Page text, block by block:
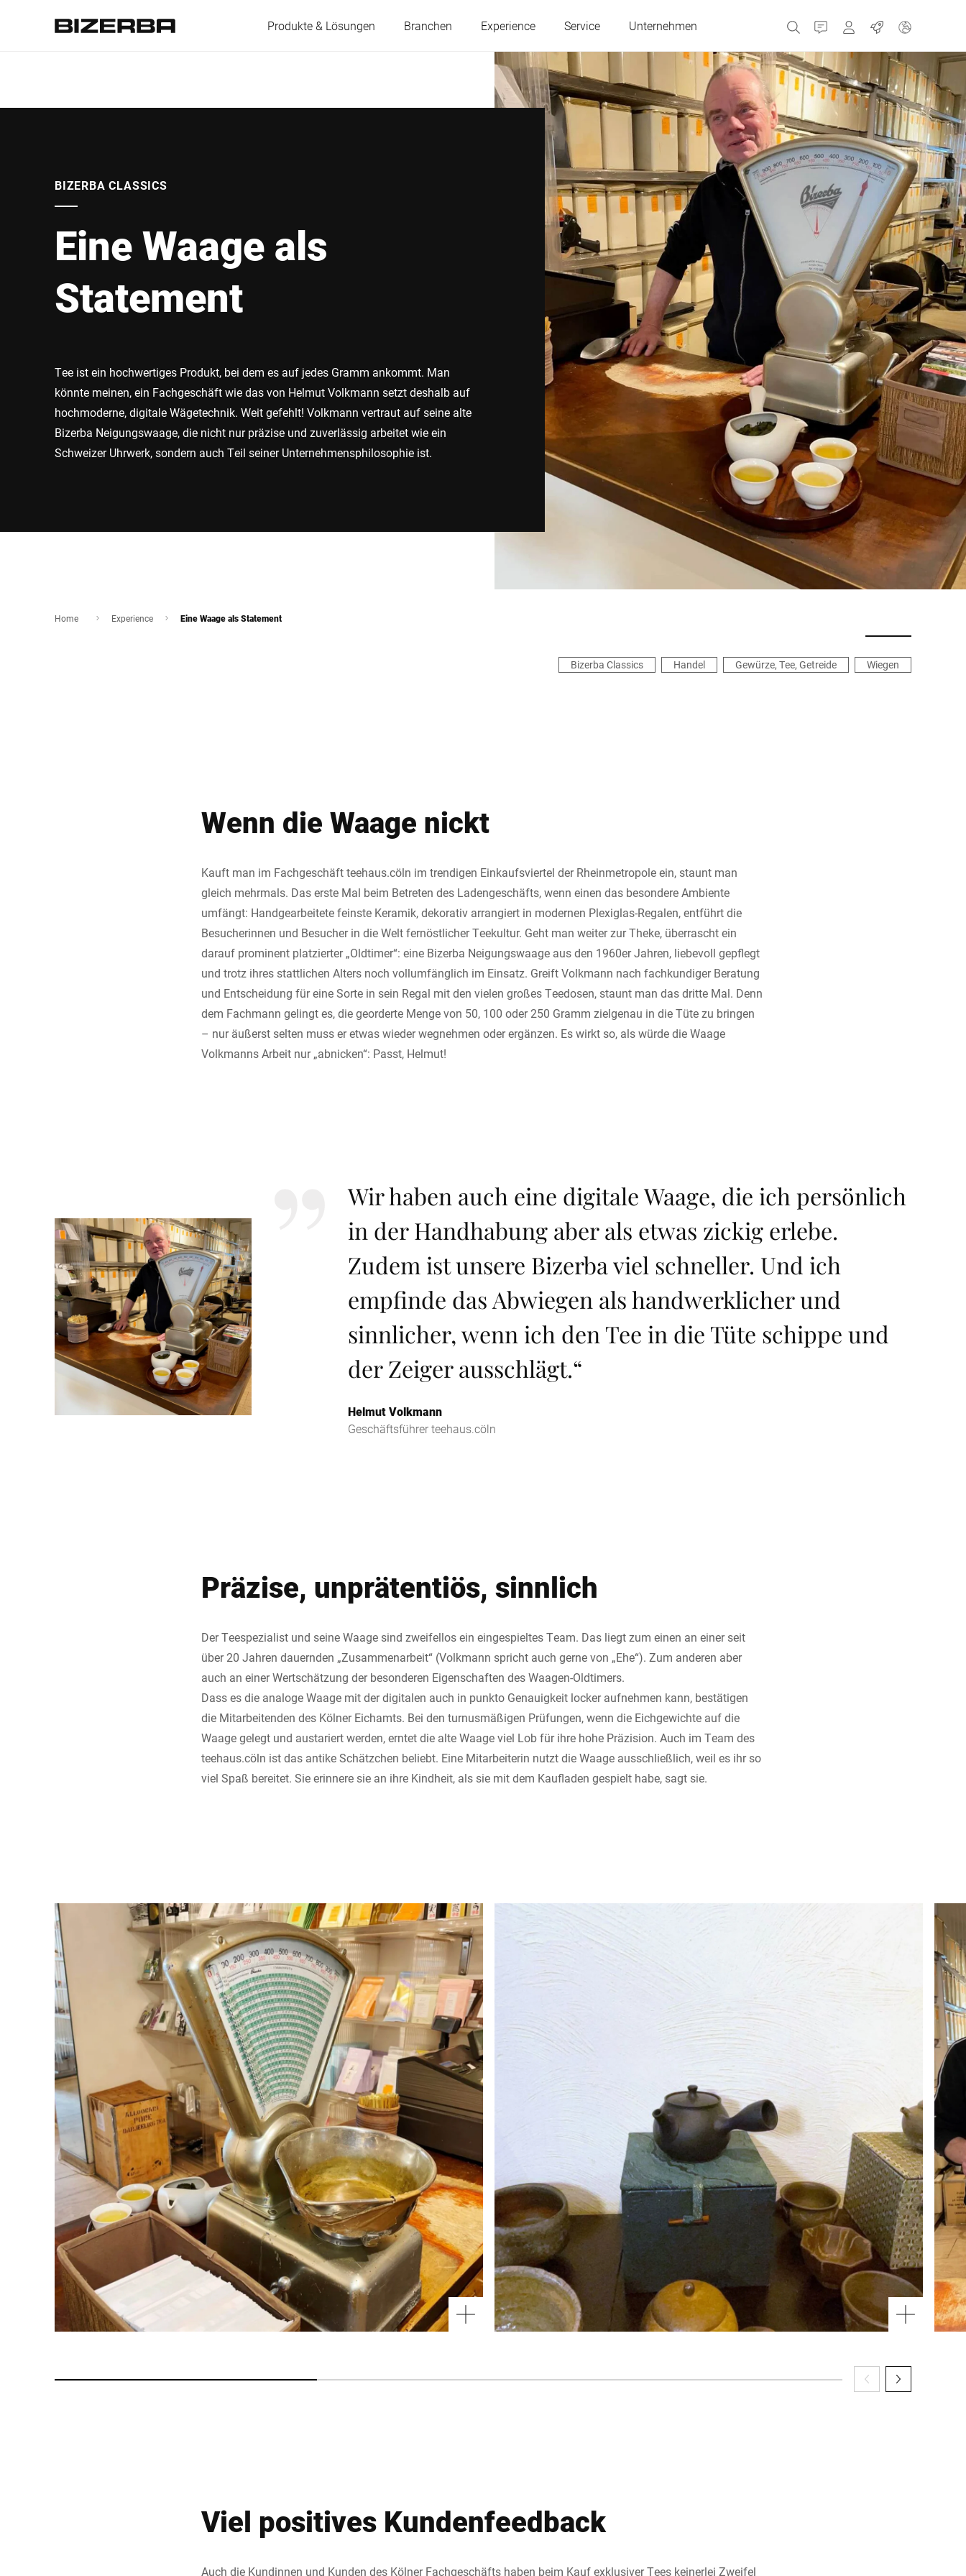
Produkte & Lösungen Branchen Experience Service Unternehmen Kontakt Portale
MyBizerba
Gebrauchtgeräte-
Jobs
Belgien Tschechien
Deutschland Griechenland
Italien Niederlande
Portugal Russland
Spanien
Türkei Ukraine
Vereinigtes Königreich
Amerika
Asien
Australien
Globale Website
BIZERBA CLASSICS
Eine Waage als
Statement
Tee ist ein hochwertiges Produkt, bei dem es auf jedes Gramm ankommt. Man
könnte meinen, ein Fachgeschäft wie das von Helmut Volkmann setzt deshalb auf
hochmoderne, digitale Wägetechnik. Weit gefehlt! Volkmann vertraut auf seine alte
Bizerba Neigungswaage, die nicht nur präzise und zuverlässig arbeitet wie ein
Schweizer Uhrwerk, sondern auch Teil seiner Unternehmensphilosophie ist.
Home Experience Eine Waage als Statement
Bizerba Classics Handel Gewürze, Tee, Getreide Wiegen
Wenn die Waage nickt
Kauft man im Fachgeschäft teehaus.cöln im trendigen Einkaufsviertel der Rheinmetropole ein, staunt man
gleich mehrmals. Das erste Mal beim Betreten des Ladengeschäfts, wenn einen das besondere Ambiente
umfängt: Handgearbeitete feinste Keramik, dekorativ arrangiert in modernen Plexiglas-Regalen, entführt die
Besucherinnen und Besucher in die Welt fernöstlicher Teekultur. Geht man weiter zur Theke, überrascht ein
darauf prominent platzierter „Oldtimer“: eine Bizerba Neigungswaage aus den 1960er Jahren, liebevoll gepflegt
und trotz ihres stattlichen Alters noch vollumfänglich im Einsatz. Greift Volkmann nach fachkundiger Beratung
und Entscheidung für eine Sorte in sein Regal mit den vielen großes Teedosen, staunt man das dritte Mal. Denn
dem Fachmann gelingt es, die georderte Menge von 50, 100 oder 250 Gramm zielgenau in die Tüte zu bringen
– nur äußerst selten muss er etwas wieder wegnehmen oder ergänzen. Es wirkt so, als würde die Waage
Volkmanns Arbeit nur „abnicken“: Passt, Helmut!
Wir haben auch eine digitale Waage, die ich persönlich
in der Handhabung aber als etwas zickig erlebe.
Zudem ist unsere Bizerba viel schneller. Und ich
empfinde das Abwiegen als handwerklicher und
sinnlicher, wenn ich den Tee in die Tüte schippe und
der Zeiger ausschlägt.“
Helmut Volkmann
Geschäftsführer teehaus.cöln
Präzise, unprätentiös, sinnlich
Der Teespezialist und seine Waage sind zweifellos ein eingespieltes Team. Das liegt zum einen an einer seit
über 20 Jahren dauernden „Zusammenarbeit“ (Volkmann spricht auch gerne von „Ehe“). Zum anderen aber
auch an einer Wertschätzung der besonderen Eigenschaften des Waagen-Oldtimers.
Dass es die analoge Waage mit der digitalen auch in punkto Genauigkeit locker aufnehmen kann, bestätigen
die Mitarbeitenden des Kölner Eichamts. Bei den turnusmäßigen Prüfungen, wenn die Eichgewichte auf die
Waage gelegt und austariert werden, erntet die alte Waage viel Lob für ihre hohe Präzision. Auch im Team des
teehaus.cöln ist das antike Schätzchen beliebt. Eine Mitarbeiterin nutzt die Waage ausschließlich, weil es ihr so
viel Spaß bereitet. Sie erinnere sie an ihre Kindheit, als sie mit dem Kaufladen gespielt habe, sagt sie.
Viel positives Kundenfeedback
Auch die Kundinnen und Kunden des Kölner Fachgeschäfts haben beim Kauf exklusiver Tees keinerlei Zweifel